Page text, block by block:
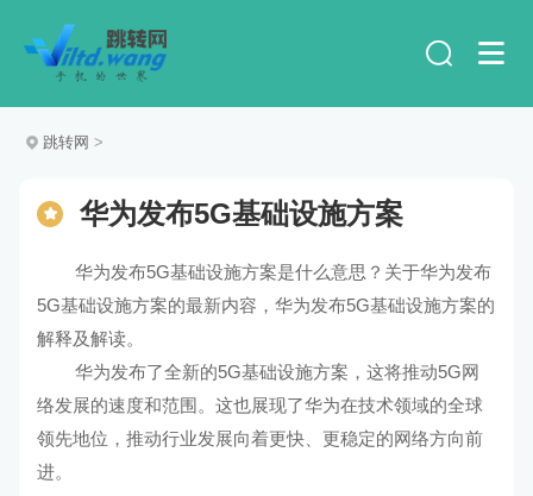
跳转网 >
华为发布5G基础设施方案
华为发布5G基础设施方案是什么意思？关于华为发布
5G基础设施方案的最新内容，华为发布5G基础设施方案的
解释及解读。
华为发布了全新的5G基础设施方案，这将推动5G网
络发展的速度和范围。这也展现了华为在技术领域的全球
领先地位，推动行业发展向着更快、更稳定的网络方向前
进。